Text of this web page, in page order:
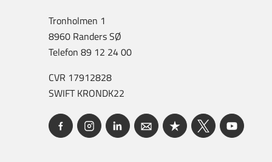
Tronholmen 1
8960 Randers SØ
Telefon 89 12 24 00
CVR 17912828
SWIFT KRONDK22